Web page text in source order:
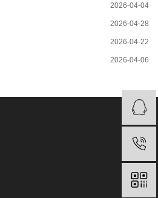
2026-04-04
2026-04-28
2026-04-22
2026-04-06